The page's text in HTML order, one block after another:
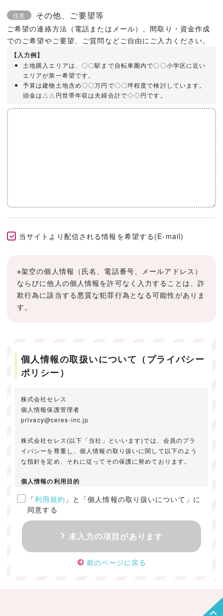
任意 その他、ご要望等
ご希望の連絡方法（電話またはメール）、間取り・資金作成
でのご希望やご要望、ご質問などご自由にご入力ください。
【入力例】
土地購入エリアは、〇〇駅まで自転車圏内で〇〇小学区に近い
エリアが第一希望です。
予算は建物土地含め〇〇万円で〇〇坪程度で検討しています。
頭金は△△円世帯年収は夫婦合計で◇◇円です。
当サイトより配信される情報を希望する(E-mail)
※架空の個人情報（氏名、電話番号、メールアドレス）
ならびに他人の個人情報を許可なく入力することは、詐
欺行為に該当する悪質な犯罪行為となる可能性がありま
す。
個人情報の取扱いについて（プライバシー
ポリシー）
株式会社セレス
個人情報保護管理者
privacy@ceres-inc.jp
株式会社セレス(以下「当社」といいます)では、会員のプラ
イバシーを尊重し、個人情報の取り扱いに関して以下のよう
な指針を定め、それに従ってその保護に努めております。
個人情報の利用目的
ご提供いただきました個人情報は、以下のためにのみ利用い
たします。
・お問い合わせに対する回答及び資料送付のご連絡
・当社のお客様向けサービスの提供
・本人確認
・サービスの開発・改善のための分析
「利用規約 」と「個人情報の取り扱いについて」に
同意する
未入力の項目があります
前のページに戻る